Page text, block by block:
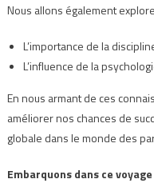
Nous allons également
L’importance de la
L’influence de la
En nous armant de ces
améliorer nos chances de
globale dans le monde des
Embarquons dans ce